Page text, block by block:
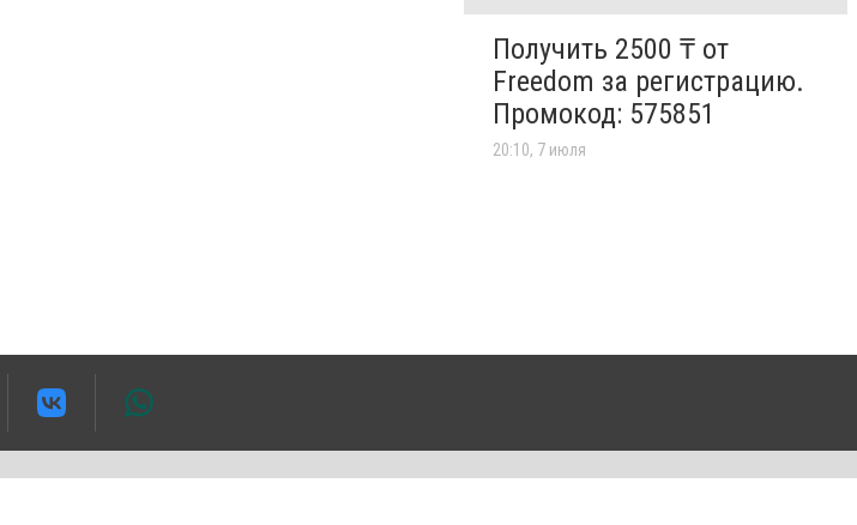
Получить 2500 ₸ от
Freedom за регистрацию.
Промокод: 575851
20:10, 7 июля